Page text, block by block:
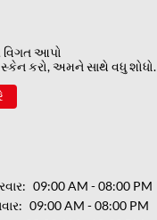
વિગત આપો
કરો, અમને સાથે વધુ શોધો.
09:00 AM - 08:00 PM
09:00 AM - 08:00 PM